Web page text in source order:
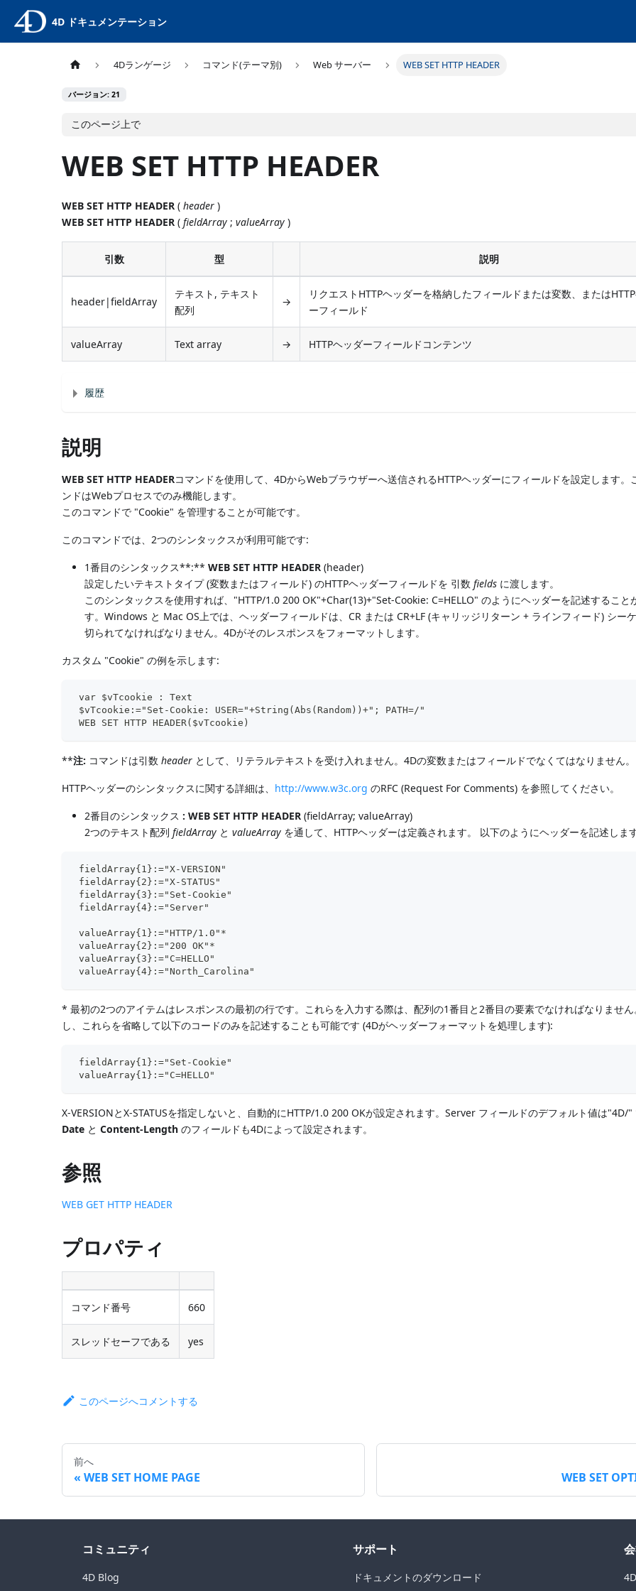
4D ドキュメンテーション
4Dランゲージ コマンド(テーマ別) Web サーバー WEB SET HTTP HEADER
バージョン: 21
このページ上で
WEB SET HTTP HEADER
WEB SET HTTP HEADER (header )
WEB SET HTTP HEADER (fieldArray ;valueArray )
引数 型 説明
header|fieldArray
テキスト, テキスト
配列
→
リクエストHTTPヘッダーを格納したフィールドまたは変数、または
ーフィールド
valueArray Text array → HTTPヘッダーフィールドコンテンツ
履歴
説明
WEB SET HTTP HEADERコマンドを使用して、4DからWebブラウザーへ送信されるHTTPヘッダーにフィールドを設定します。
ンドはWebプロセスでのみ機能します。
このコマンドで "Cookie" を管理することが可能です。
このコマンドでは、2つのシンタックスが利用可能です:
1番目のシンタックス**:**WEB SET HTTP HEADER (header)
設定したいテキストタイプ (変数またはフィールド) のHTTPヘッダーフィールドを 引数fields に渡します。
このシンタックスを使用すれば、"HTTP/1.0 200 OK"+Char(13)+"Set-Cookie: C=HELLO" のようにヘッダーを記述すること
す。Windows と Mac OS上では、ヘッダーフィールドは、CR または CR+LF (キャリッジリターン + ラインフィード) シー
切られてなければなりません。4Dがそのレスポンスをフォーマットします。
カスタム "Cookie" の例を示します:
var $vTcookie : Text
$vTcookie:="Set-Cookie: USER="+String(Abs(Random))+"; PATH=/"
WEB SET HTTP HEADER($vTcookie)
**注: コマンドは引数header として、リテラルテキストを受け入れません。4Dの変数またはフィールドでなくてはなりません。
HTTPヘッダーのシンタックスに関する詳細は、 http://www.w3c.org のRFC (Request For Comments) を参照してください。
2番目のシンタックス: WEB SET HTTP HEADER (fieldArray; valueArray)
2つのテキスト配列fieldArray とvalueArray を通して、HTTPヘッダーは定義されます。 以下のようにヘッダーを記述しま
fieldArray{1}:="X-VERSION"
fieldArray{2}:="X-STATUS"
fieldArray{3}:="Set-Cookie"
fieldArray{4}:="Server"
valueArray{1}:="HTTP/1.0"*
valueArray{2}:="200 OK"*
valueArray{3}:="C=HELLO"
valueArray{4}:="North_Carolina"
* 最初の2つのアイテムはレスポンスの最初の行です。これらを入力する際は、配列の1番目と2番目の要素でなければなりませ
し、これらを省略して以下のコードのみを記述することも可能です (4Dがヘッダーフォーマットを処理します):
fieldArray{1}:="Set-Cookie"
valueArray{1}:="C=HELLO"
X-VERSIONとX-STATUSを指定しないと、自動的にHTTP/1.0 200 OKが設定されます。Server フィールドのデフォルト値は"4D/"
Date とContent-Length のフィールドも4Dによって設定されます。
参照
WEB GET HTTP HEADER
プロパティ
コマンド番号 660
スレッドセーフである yes
このページへコメントする
前へ
WEB SET HOME PAGE WEB SET
コミュニティ
4D Blog
サポート
ドキュメントのダウンロード